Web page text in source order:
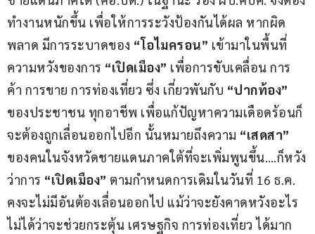
ทำงานหนักขึ้น เพื่อให้การระวังป้องกันได้ผล หากผิด
พลาด มีการระบาดของ “โอไมครอน” เข้ามาในพื้นที่
ความหวังของการ “เปิดเมือง” เพื่อการขับเคลื่อน การ
ค้า การขาย การท่องเที่ยว ซึ่ง เกี่ยวพันกับ “ปากท้อง”
ของประชาชน ทุกอาชีพ เพื่อแก้ปัญหาความเดือดร้อนก็
จะต้องถูกเลื่อนออกไปอีก นั้นหมายถึงความ “เสดสา”
ของคนในจังหวัดชายแดนภาคใต้ที่จะเพิ่มพูนขึ้น….ก็หวัง
ว่าการ “เปิดเมือง” ตามกำหนดการเดิมในวันที่ 16 ธ.ค.
คงจะไม่มีอันต้องเลื่อนออกไป แม้ว่าจะยังคาดหวังอะไร
ไม่ได้ว่าจะช่วยกระตุ้น เศรษฐกิจ การท่องเที่ยว ได้มาก